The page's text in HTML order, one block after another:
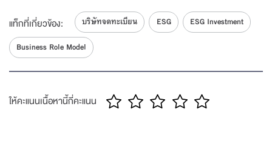
แท็กที่เกี่ยวข้อง: บริษัทจดทะเบียน ESG
ESG Investment
Business Role Model
ให้คะแนนเนื้อหานี้กี่คะแนน